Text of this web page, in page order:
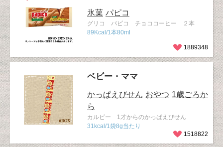
氷菓 パピコ
グリコ パピコ チョココーヒー ２本
89Kcal/1本80ml
1889348
ベビー・ママ
かっぱえびせん おやつ 1歳ごろか
ら
カルビー 1才からのかっぱえびせん
31kcal/1袋8g当たり
1518822